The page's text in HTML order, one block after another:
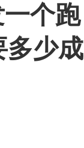
个跑
多少成